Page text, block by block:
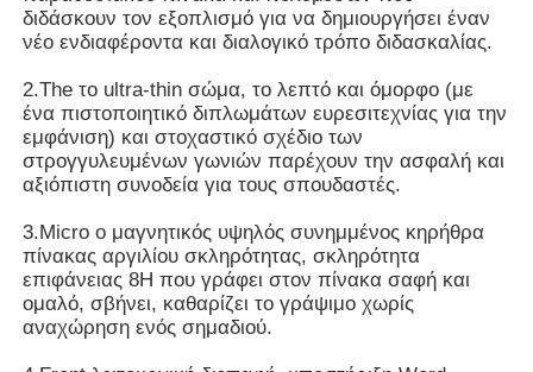
διδάσκουν τον εξοπλισμό για να δημιουργήσει έναν
νέο ενδιαφέροντα και διαλογικό τρόπο διδασκαλίας.
2.The το ultra-thin σώμα, το λεπτό και όμορφο (με
ένα πιστοποιητικό διπλωμάτων ευρεσιτεχνίας για την
εμφάνιση) και στοχαστικό σχέδιο των
στρογγυλευμένων γωνιών παρέχουν την ασφαλή και
αξιόπιστη συνοδεία για τους σπουδαστές.
3.Micro ο μαγνητικός υψηλός συνημμένος κηρήθρα
πίνακας αργιλίου σκληρότητας, σκληρότητα
επιφάνειας 8H που γράφει στον πίνακα σαφή και
ομαλό, σβήνει, καθαρίζει το γράψιμο χωρίς
αναχώρηση ενός σημαδιού.